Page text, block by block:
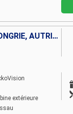
ALLEMAGNE, FRANCE, SLOVAQUIE, HONGRIE, AUTRICHE
extérieure